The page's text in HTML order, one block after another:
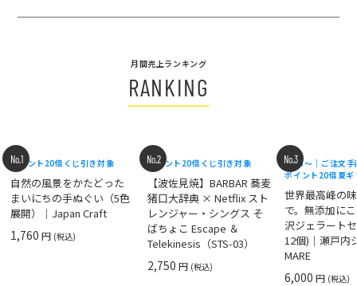
月間売上ランキング
RANKING
No.1
ポイント20倍 くじ引き対象
自然の風景をかたどった
まいにちの手ぬぐい（5色
展開）｜Japan Craft
1,760円 (税込)
No.2
ポイント20倍 くじ引き対象
【波佐見焼】BARBAR 蕎麦
猪口大辞典 × Netflix スト
レンジャー・シングス そ
ばちょこ Escape ＆
Telekinesis（STS-03）
2,750円 (税込)
No.3
8/18〜｜ご注文手
ポイント20倍 夏
世界最高峰の
で。無添加に
沢ジェラート
12個)｜瀬戸内
MARE
6,000円 (税込)